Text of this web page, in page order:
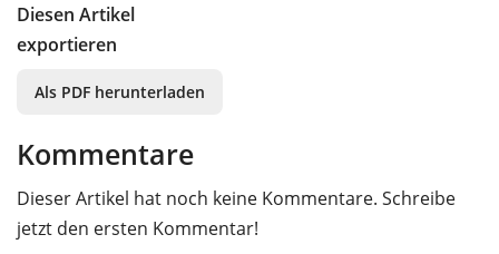
Diesen Artikel
exportieren
Als PDF herunterladen
Kommentare
Dieser Artikel hat noch keine Kommentare. Schreibe
jetzt den ersten Kommentar!